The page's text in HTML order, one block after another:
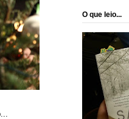
O que leio...